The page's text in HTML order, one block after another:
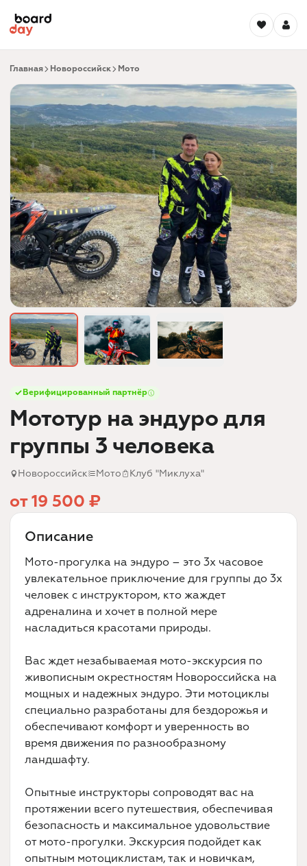
Главная Новороссийск Мото
Верифицированный партнёр
Мототур на эндуро для
группы 3 человека
Новороссийск Мото Клуб "Миклуха"
от 19 500 ₽
Описание
Мото-прогулка на эндуро – это 3х часовое
увлекательное приключение для группы до 3х
человек с инструктором, кто жаждет
адреналина и хочет в полной мере
насладиться красотами природы.
Вас ждет незабываемая мото-экскурсия по
живописным окрестностям Новороссийска на
мощных и надежных эндуро. Эти мотоциклы
специально разработаны для бездорожья и
обеспечивают комфорт и уверенность во
время движения по разнообразному
ландшафту.
Опытные инструкторы сопроводят вас на
протяжении всего путешествия, обеспечивая
безопасность и максимальное удовольствие
от мото-прогулки. Экскурсия подойдет как
опытным мотоциклистам, так и новичкам,